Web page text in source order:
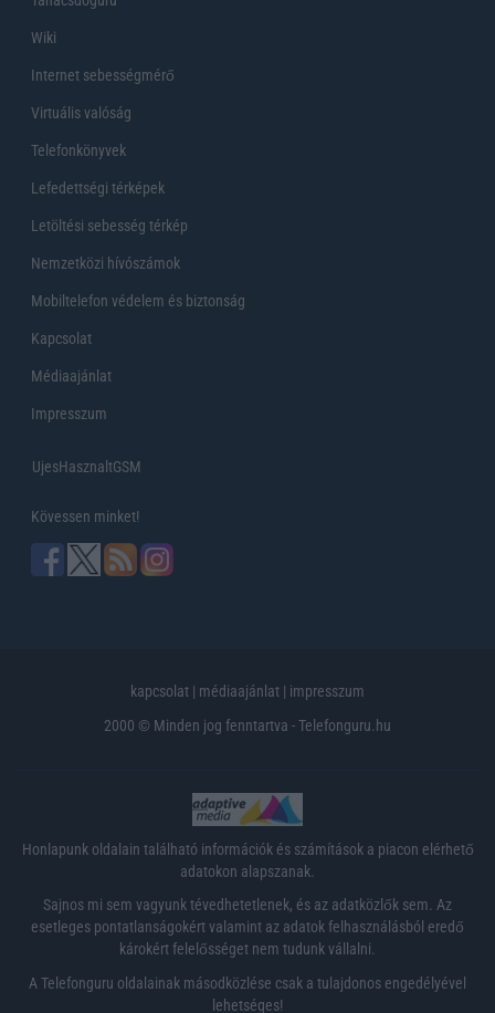
Wiki
Internet sebességmérő
Virtuális valóság
Telefonkönyvek
Lefedettségi térképek
Letöltési sebesség térkép
Nemzetközi hívószámok
Mobiltelefon védelem és biztonság
Kapcsolat
Médiaajánlat
Impresszum
UjesHasznaltGSM
Kövessen minket!
kapcsolat | médiaajánlat | impresszum
2000 © Minden jog fenntartva - Telefonguru.hu
Honlapunk oldalain található információk és számítások a piacon elérhető
adatokon alapszanak.
Sajnos mi sem vagyunk tévedhetetlenek, és az adatközlők sem. Az
esetleges pontatlanságokért valamint az adatok felhasználásból eredő
károkért felelősséget nem tudunk vállalni.
A Telefonguru oldalainak másodközlése csak a tulajdonos engedélyével
lehetséges!